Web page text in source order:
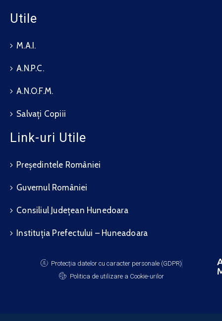
Utile
M.A.I.
A.N.P.C.
A.N.O.F.M.
Salvați Copiii
Link-uri Utile
Președintele României
Guvernul României
Consiliul Județean Hunedoara
Instituția Prefectului – Huneadoara
Protecția datelor cu caracter personale (GDPR)
Politica de utilizare a Cookie-urilor